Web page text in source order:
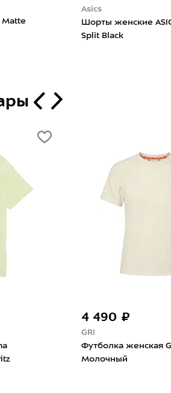
Oakley Frogskins Range
Stonewash/Clear/Prizm
2 653 ₽3 790 ₽
Mizuno
Футболка женская Mizuno
Impulse Core Iris Bloom